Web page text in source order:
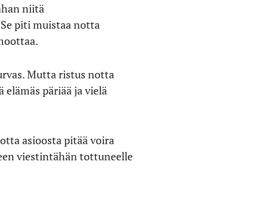
niitä
piti muistaa notta
Mutta ristus notta
päriää ja vielä
asioosta pitää voira
viestintähän tottuneelle